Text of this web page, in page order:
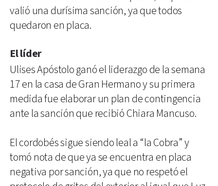
valió una durísima sanción, ya que todos
quedaron en placa.
El líder
Ulises Apóstolo ganó el liderazgo de la semana
17 en la casa de Gran Hermano y su primera
medida fue elaborar un plan de contingencia
ante la sanción que recibió Chiara Mancuso.
El cordobés sigue siendo leal a “la Cobra” y
tomó nota de que ya se encuentra en placa
negativa por sanción, ya que no respetó el